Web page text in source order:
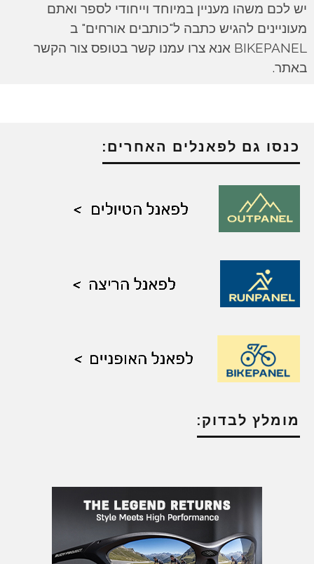
יש לכם משהו מעניין במיוחד וייחודי לספר ואתם
מעוניינים להגיש כתבה ל"כותבים אורחים" ב
BIKEPANEL אנא צרו עמנו קשר בטופס צור הקשר
באתר.
כנסו גם לפאנלים האחרים:
מומלץ לבדוק: